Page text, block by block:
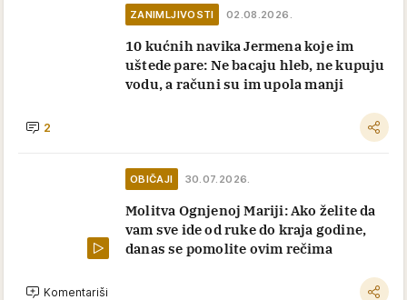
ZANIMLJIVOSTI 02.08.2026.
10 kućnih navika Jermena koje im
uštede pare: Ne bacaju hleb, ne kupuju
vodu, a računi su im upola manji
2
OBIČAJI 30.07.2026.
Molitva Ognjenoj Mariji: Ako želite da
vam sve ide od ruke do kraja godine,
danas se pomolite ovim rečima
Komentariši